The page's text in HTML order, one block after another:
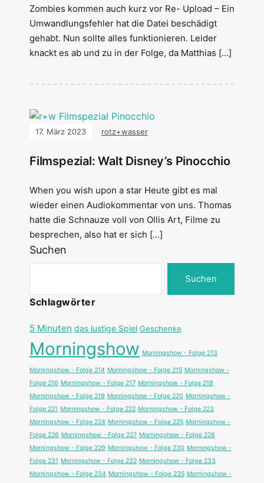
Zombies kommen auch kurz vor Re- Upload – Ein
Umwandlungsfehler hat die Datei beschädigt
gehabt. Nun sollte alles funktionieren. Leider
knackt es ab und zu in der Folge, da Matthias […]
17. März 2023 rotz+wasser
Filmspezial: Walt Disney’s Pinocchio
When you wish upon a star Heute gibt es mal
wieder einen Audiokommentar von uns. Thomas
hatte die Schnauze voll von Ollis Art, Filme zu
besprechen, also hat er sich […]
Suchen
Suchen
Schlagwörter
5 Minuten das lustige Spiel Geschenke
Morningshow Morningshow - Folge 213
Morningshow - Folge 214 Morningshow - Folge 215 Morningshow -
Folge 216 Morningshow - Folge 217 Morningshow - Folge 218
Morningshow - Folge 219 Morningshow - Folge 220 Morningshow -
Folge 221 Morningshow - Folge 222 Morningshow - Folge 223
Morningshow - Folge 224 Morningshow - Folge 225 Morningshow -
Folge 226 Morningshow - Folge 227 Morningshow - Folge 228
Morningshow - Folge 229 Morningshow - Folge 230 Morningshow -
Folge 231 Morningshow - Folge 232 Morningshow - Folge 233
Morningshow - Folge 234 Morningshow - Folge 235 Morningshow -